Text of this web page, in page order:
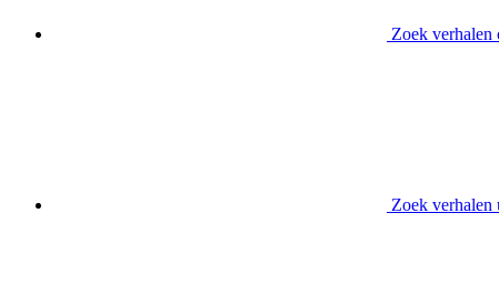
Zoek verhalen
Zoek verhalen